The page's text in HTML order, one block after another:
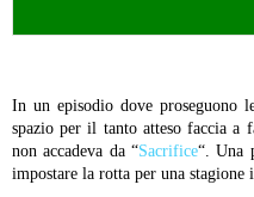
In un episodio dove proseguono
spazio per il tanto atteso faccia a
non accadeva da “Sacrifice“. Una
impostare la rotta per una